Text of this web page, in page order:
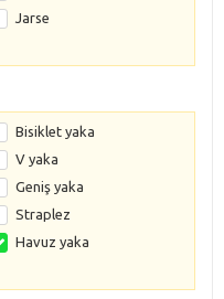
Jarse
Bisiklet yaka
V yaka
Geniş yaka
Straplez
Havuz yaka